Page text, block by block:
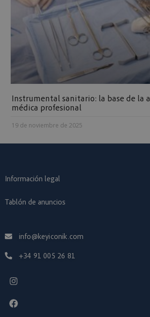
Instrumental sanitario: la base de la
médica profesional
19 de noviembre de 2025
Información legal
Tablón de anuncios
info@keyiconik.com
+34 91 005 26 81